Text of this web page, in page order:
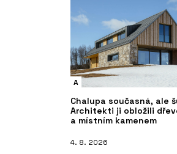
A
Chalupa současná, ale
Architekti ji obložili
a místním kamenem
4. 8. 2026